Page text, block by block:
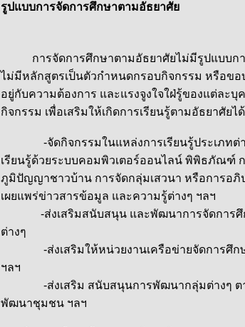
รูปแบบการจัดการศึกษาตามอัธยาศัย
การจัดการศึกษาตามอัธยาศัยไม่มีรูปแบบกา
ไม่มีหลักสูตรเป็นตัวกำหนดกรอบกิจกรรม หรือขอ
อยู่กับความต้องการ และแรงจูงใจใฝ่รู้ของแต่ละบุ
กิจกรรม เพื่อเสริมให้เกิดการเรียนรู้ตามอัธยาศัยไ
-จัดกิจกรรมในแหล่งการเรียนรู้ประเภทต่า
เรียนรู้ด้วยระบบคอมพิวเตอร์ออนไลน์ พิพิธภัณฑ์
ภูมิปัญญาชาวบ้าน การจัดกลุ่มเสวนา หรือการอภิ
เผยแพร่ข่าวสารข้อมูล และความรู้ต่างๆ ฯลฯ
-ส่งเสริมสนับสนุน และพัฒนาการจัดการศึกษ
ต่างๆ
-ส่งเสริมให้หน่วยงานเครือข่ายจัดการศึกษา
ฯลฯ
-ส่งเสริม สนับสนุนการพัฒนากลุ่มต่างๆ ตาม
พัฒนาชุมชน ฯลฯ